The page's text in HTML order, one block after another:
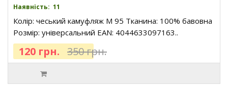
Наявність: 11
Колір: чеський камуфляж M 95 Тканина: 100% бавовна
Розмір: універсальний EAN: 4044633097163..
120 грн. 350 грн.